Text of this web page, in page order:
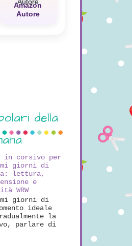
Amazon
Autore
della
in corsivo per
giorni di
lettura,
e
WRW
giorni di
ideale
la
parlare di